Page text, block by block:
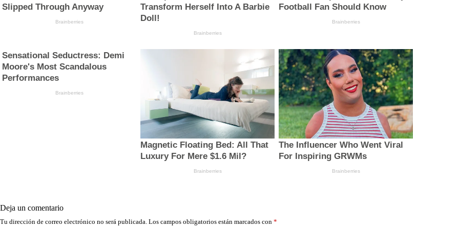
Deja un comentario
Tu dirección de correo electrónico no será publicada. Los campos obligatorios están marcados con *